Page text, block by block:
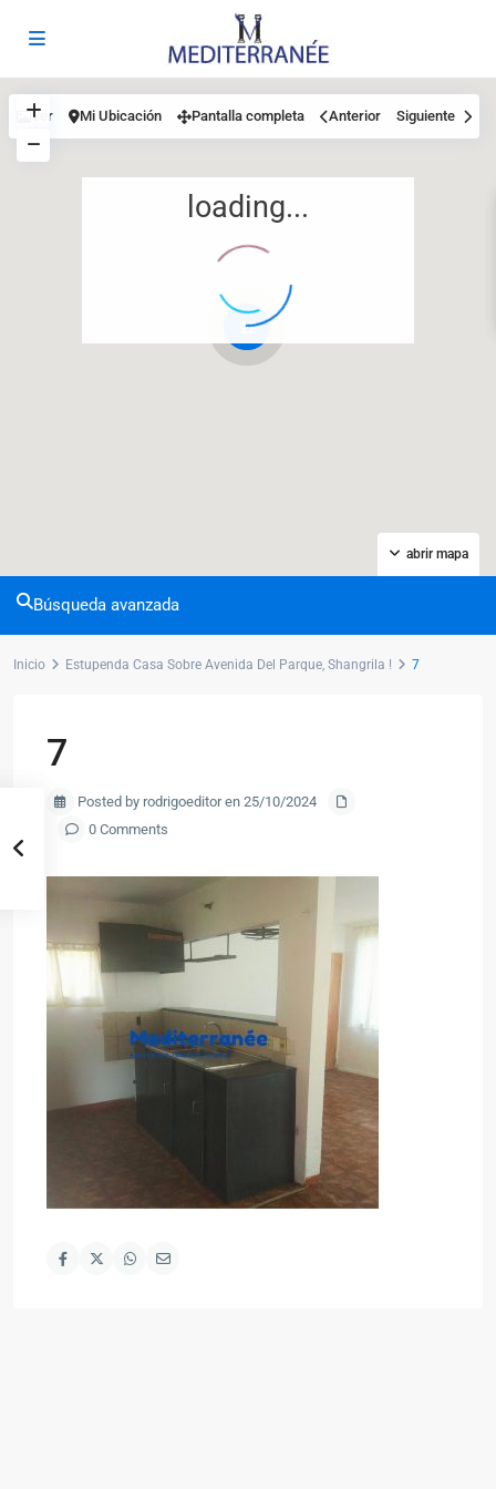
12
loading...
abrir mapa
Ver Mi Ubicación Pantalla completa Anterior Siguiente
Búsqueda avanzada
Inicio Estupenda Casa Sobre Avenida Del Parque, Shangrila ! 7
7
Posted by rodrigoeditor en 25/10/2024
0 Comments